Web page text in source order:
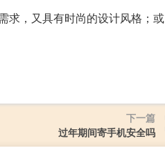
求，又具有时尚的设计风格；或
下一篇
过年期间寄手机安全吗